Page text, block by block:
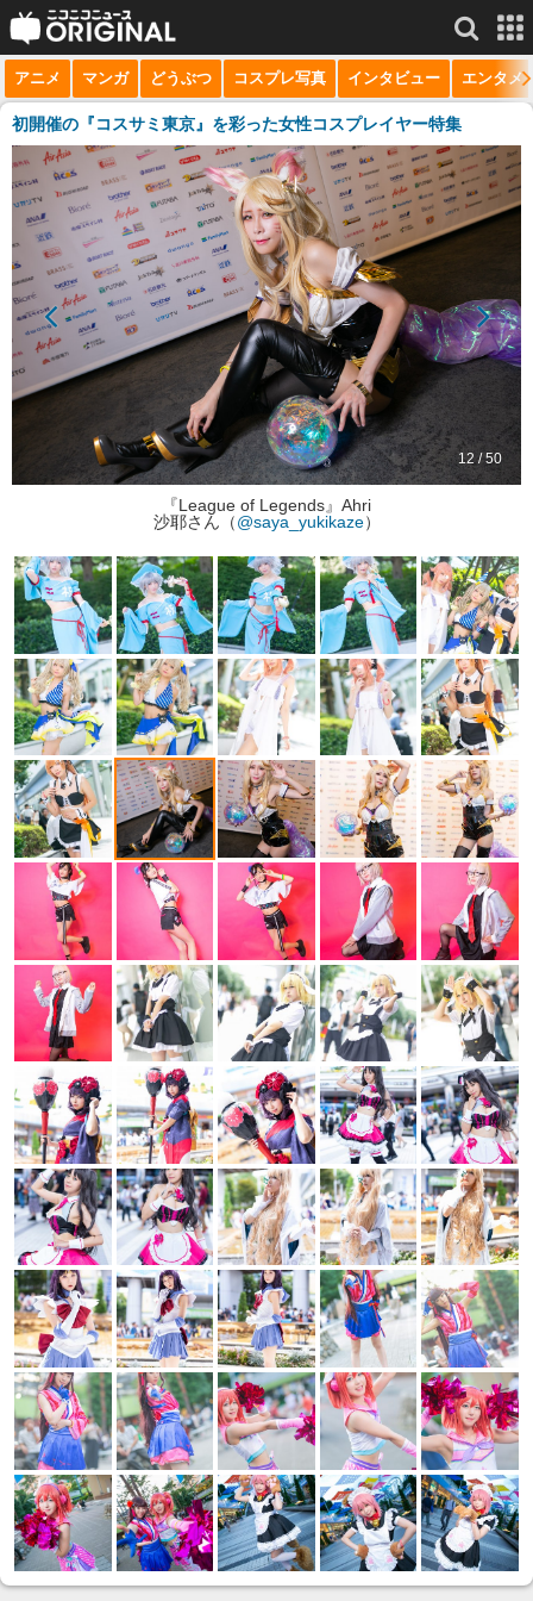
サービス一覧 もっと見る
niconico
動画
生放送
ニュース
チャンネル
マンガ
アニメ マンガ どうぶつ コスプレ写真 インタビュー エンタメ
初開催の『コスサミ東京』を彩った女性コスプレイヤー特集
12 / 50
『League of Legends』Ahri
沙耶さん（@saya_yukikaze）